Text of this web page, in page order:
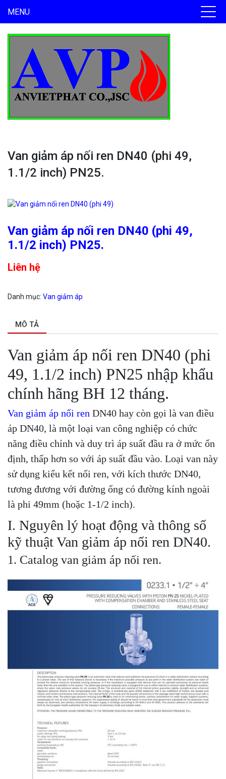
MENU
Van giảm áp nối ren DN40 (phi 49,
1.1/2 inch) PN25.
Van giảm áp nối ren DN40 (phi 49,
1.1/2 inch) PN25.
Liên hệ
Danh mục: Van giảm áp
MÔ TẢ
Van giảm áp nối ren DN40 (phi
49, 1.1/2 inch) PN25 nhập khẩu
chính hãng BH 12 tháng.
Van giảm áp nối ren DN40 hay còn gọi là van điều
áp DN40, là một loại van công nghiệp có chức
năng điều chỉnh và duy trì áp suất đầu ra ở mức ổn
định, thấp hơn so với áp suất đầu vào. Loại van này
sử dụng kiểu kết nối ren, với kích thước DN40,
tương đương với đường ống có đường kính ngoài
là phi 49mm (hoặc 1-1/2 inch).
I. Nguyên lý hoạt động và thông số
kỹ thuật Van giảm áp nối ren DN40.
1. Catalog van giảm áp nối ren.